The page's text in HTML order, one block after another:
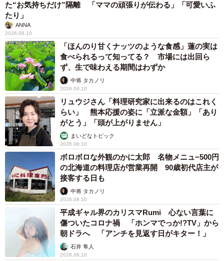
た“お気持ちだけ”隔離 「ママの頑張りが伝わる」「可愛いふ
たり」
ANNA
2026.08.10
「ほんのり甘くナッツのような食感」蓮の実は
食べられるって知ってる？ 市場には出回ら
ず、生で味わえる期間はわずか
中将 タカノリ
2026.08.10
リュウジさん「料理研究家に出来るのはこれく
らい」 熊本応援の姿に「立派な金額」「あり
がとう」「頭が上がりません」
まいどなトピック
2026.08.10
ボロボロな外観のかに太郎 名物メニュ−500円
の北海道の料理店が営業再開 90歳初代店主が
接客する日も
中将 タカノリ
2026.08.10
平成ギャル界のカリスマRumi 心ない言葉に
傷ついたコロナ禍 「ホンマでっか!?TV」から
朝ドラへ 「アンチを見返す日がキター！」
石井 隼人
2026.08.10